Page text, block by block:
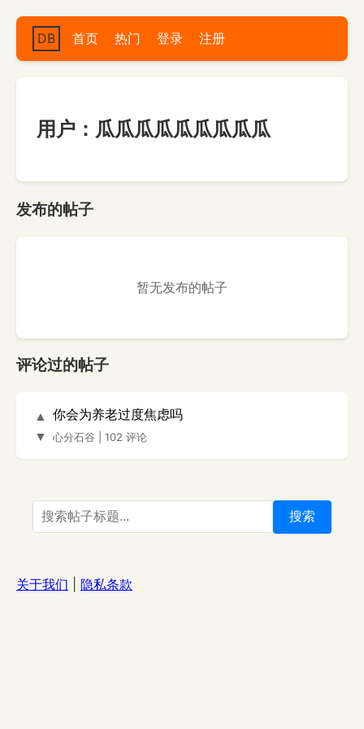
DB 首页 热门 登录 注册
用户：瓜瓜瓜瓜瓜瓜瓜瓜瓜
发布的帖子
暂无发布的帖子
评论过的帖子
▲
▼
你会为养老过度焦虑吗
心分石谷 102 评论
搜索
关于我们 隐私条款